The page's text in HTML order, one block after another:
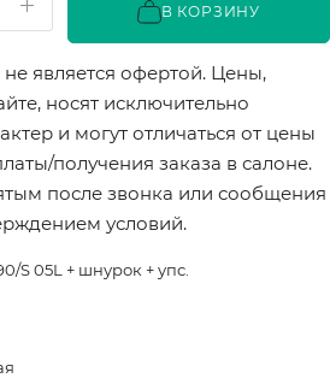
В КОРЗИНУ
является офертой. Цены,
носят исключительно
и могут отличаться от цены
получения заказа в салоне.
после звонка или сообщения
условий.
S 05L + шнурок + упс.